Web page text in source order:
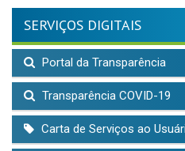
SERVIÇOS DIGITAIS
Portal da Transparência
Transparência COVID-19
Carta de Serviços ao